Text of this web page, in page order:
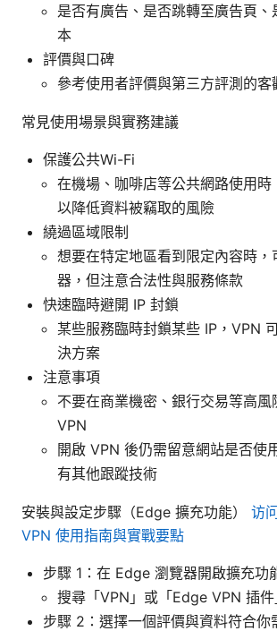
是否有廣告、是否跳轉至廣告頁、
本
評價與口碑
參考使用者評價與第三方評測的客
常見使用場景與實務建議
保護公共Wi-Fi
在機場、咖啡店等公共網路使用
以降低資料被竊取的風險
繞過區域限制
想要在特定地區看到限定內容時，
器，但注意合法性與服務條款
快速臨時避開 IP 封鎖
某些服務臨時封鎖某些 IP，VPN
決方案
注意事項
不要在商業機密、銀行交易等高風
VPN
開啟 VPN 後仍需留意網站是否使
有其他跟蹤技術
安裝與設定步驟（Edge 擴充功能） 访
VPN 使用指南與實戰要點
步驟 1：在 Edge 瀏覽器開啟擴充功
搜尋「VPN」或「Edge VPN 插件
步驟 2：選擇一個評價與資料符合你